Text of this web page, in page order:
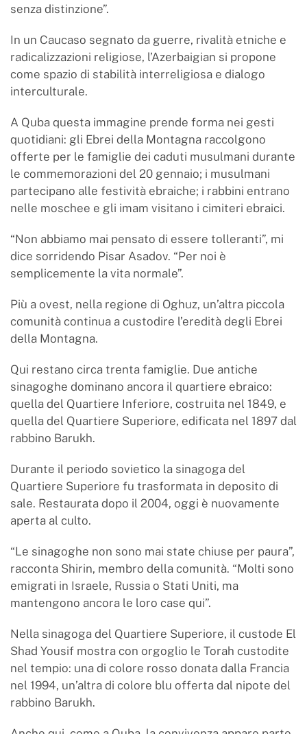
senza distinzione”.
In un Caucaso segnato da guerre, rivalità etniche e
radicalizzazioni religiose, l’Azerbaigian si propone
come spazio di stabilità interreligiosa e dialogo
interculturale.
A Quba questa immagine prende forma nei gesti
quotidiani: gli Ebrei della Montagna raccolgono
offerte per le famiglie dei caduti musulmani durante
le commemorazioni del 20 gennaio; i musulmani
partecipano alle festività ebraiche; i rabbini entrano
nelle moschee e gli imam visitano i cimiteri ebraici.
“Non abbiamo mai pensato di essere tolleranti”, mi
dice sorridendo Pisar Asadov. “Per noi è
semplicemente la vita normale”.
Più a ovest, nella regione di Oghuz, un’altra piccola
comunità continua a custodire l’eredità degli Ebrei
della Montagna.
Qui restano circa trenta famiglie. Due antiche
sinagoghe dominano ancora il quartiere ebraico:
quella del Quartiere Inferiore, costruita nel 1849, e
quella del Quartiere Superiore, edificata nel 1897 dal
rabbino Barukh.
Durante il periodo sovietico la sinagoga del
Quartiere Superiore fu trasformata in deposito di
sale. Restaurata dopo il 2004, oggi è nuovamente
aperta al culto.
“Le sinagoghe non sono mai state chiuse per paura”,
racconta Shirin, membro della comunità. “Molti sono
emigrati in Israele, Russia o Stati Uniti, ma
mantengono ancora le loro case qui”.
Nella sinagoga del Quartiere Superiore, il custode El
Shad Yousif mostra con orgoglio le Torah custodite
nel tempio: una di colore rosso donata dalla Francia
nel 1994, un’altra di colore blu offerta dal nipote del
rabbino Barukh.